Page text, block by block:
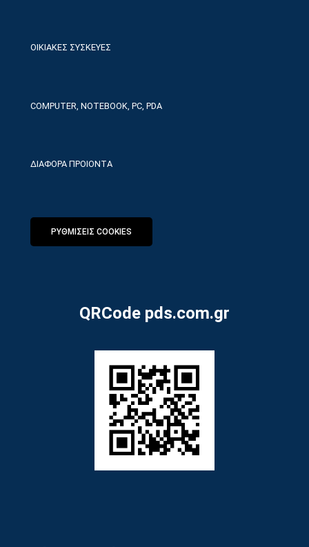
ΟΙΚΙΑΚΕΣ ΣΥΣΚΕΥΕΣ
COMPUTER, NOTEBOOK, PC, PDA
ΔΙΑΦΟΡΑ ΠΡΟΙΟΝΤΑ
ΡΥΘΜΙΣΕΙΣ COOKIES
QRCode pds.com.gr